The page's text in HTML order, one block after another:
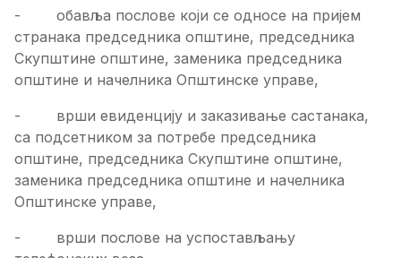
- обавља послове који се односе на пријем
странака председника општине, председника
Скупштине општине, заменика председника
општине и начелника Општинске управе,
- врши евиденцију и заказивање састанака,
са подсетником за потребе председника
општине, председника Скупштине општине,
заменика председника општине и начелника
Општинске управе,
- врши послове на успостављању